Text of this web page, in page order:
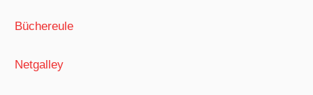
Büchereule
Netgalley